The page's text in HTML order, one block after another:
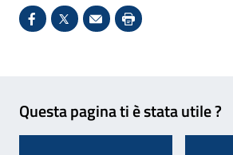
Condividi su Facebook - Sito
X - Sito esterno - Apertura
Invio Mail: apre il
Stampa pagina:
Questa pagina ti è stata utile ?